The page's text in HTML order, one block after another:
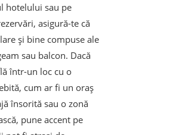
hotelului sau pe
asigură-te că
și bine compuse ale
sau balcon. Dacă
într-un loc cu o
cum ar fi un oraș
însorită sau o zonă
pune accent pe